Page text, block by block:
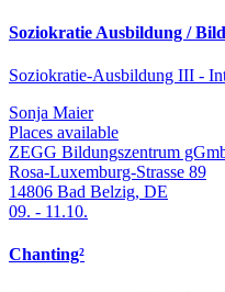
Soziokratie Ausbildung /
Soziokratie-Ausbildung III -
Sonja Maier
Places available
ZEGG Bildungszentrum
Rosa-Luxemburg-Strasse 89
14806 Bad Belzig, DE
09. - 11.10.
Chanting²